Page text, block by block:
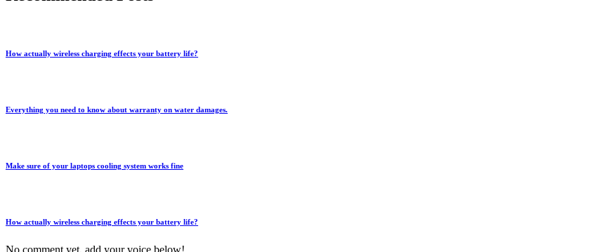
How actually wireless charging effects your battery life?
Everything you need to know about warranty on water damages.
Make sure of your laptops cooling system works fine
How actually wireless charging effects your battery life?
No comment yet, add your voice below!